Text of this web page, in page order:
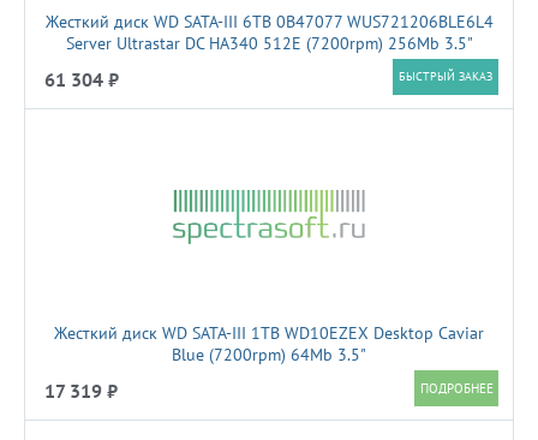
Жесткий диск WD SATA-III 6TB 0B47077 WUS721206BLE6L4
Server Ultrastar DC HA340 512E (7200rpm) 256Mb 3.5"
61 304 ₽ БЫСТРЫЙ ЗАКАЗ
Жесткий диск WD SATA-III 1TB WD10EZEX Desktop Caviar
Blue (7200rpm) 64Mb 3.5"
17 319 ₽